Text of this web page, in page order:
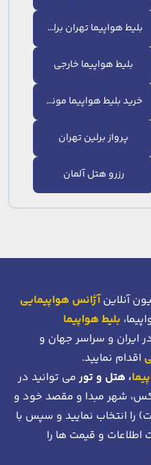
بلیط هواپیما تهران برلین
بلیط هواپیما خارجی
خرید بلیط هواپیما مونیخ
پرواز برلین تهران
رزرو هتل آلمان
آنلاینآژانس هواپیمایی
بلیط هواپیما
ایران و سراسر جهان و
اقدام نمایید.
، هتل و تورمی توانید در
شهر مبدا و مقصد خود و
را انتخاب نمایید و سپس با
اطلاعات و قیمت ها را